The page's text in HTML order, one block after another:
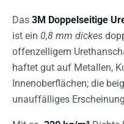
Das 3M Doppelseitige
ist ein 0,8 mm dickes
offenzelligem
haftet gut auf Metallen,
Innenoberflächen; die
unauffälliges